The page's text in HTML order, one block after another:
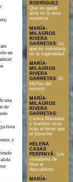
un
una
de
lista
y
RODRÍGUEZ:
Que es quedi
amb mi la teva
essència
MARÍA-
MILAGROS
RIVERA
GARRETAS:
Lo
que es voluntaria
es la vaginalidad
MARÍA-
MILAGROS
RIVERA
GARRETAS: El
MeToo del
incesto
MARÍA-
MILAGROS
RIVERA
GARRETAS:
Contra Manadas
y maridos sirve
más el Amor que
el Derecho
HELENA
CASAS
PERPINYÀ:
Los
violadores de
Noa al
descubierto
MARÍA-